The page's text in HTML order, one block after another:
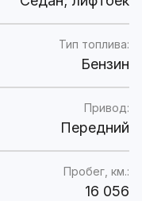
Тип топлива:
Бензин
Привод:
Передний
Пробег, км.:
16 056